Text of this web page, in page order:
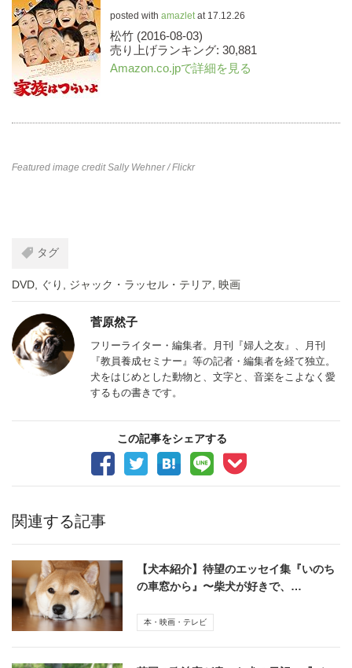
posted with amazlet at 17.12.26
松竹 (2016-08-03)
売り上げランキング: 30,881
Amazon.co.jpで詳細を見る
Featured image creditSally Wehner/ Flickr
タグ
DVD ぐり ジャック・ラッセル・テリア 映画
菅原然子
フリーライター・編集者。月刊『婦人之友』、月刊
『教員養成セミナー』等の記者・編集者を経て独立。
犬をはじめとした動物と、文字と、音楽をこよなく愛
するもの書きです。
この記事をシェアする
関連する記事
【犬本紹介】待望のエッセイ集『いのち
の車窓から』〜柴犬が好きで、…
本・映画・テレビ